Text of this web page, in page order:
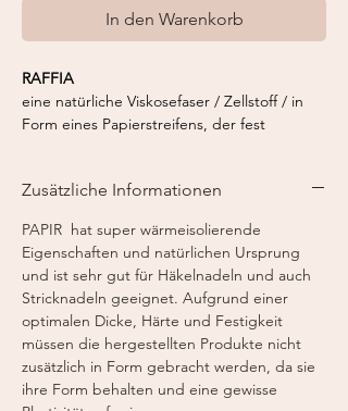
In den Warenkorb
RAFFIA
eine natürliche Viskosefaser / Zellstoff / in
Form eines Papierstreifens, der fest
Mischung:100% Cellulose, Viskose / Zellstoff
Empfohlen:Nadeln 4 - 4,5 mm; Häkelnadel
3-4 mm
Zusätzliche Informationen
PAPIR hat super wärmeisolierende
Eigenschaften und natürlichen Ursprung
und ist sehr gut für Häkelnadeln und auch
Stricknadeln geeignet. Aufgrund einer
optimalen Dicke, Härte und Festigkeit
müssen die hergestellten Produkte nicht
zusätzlich in Form gebracht werden, da sie
ihre Form behalten und eine gewisse